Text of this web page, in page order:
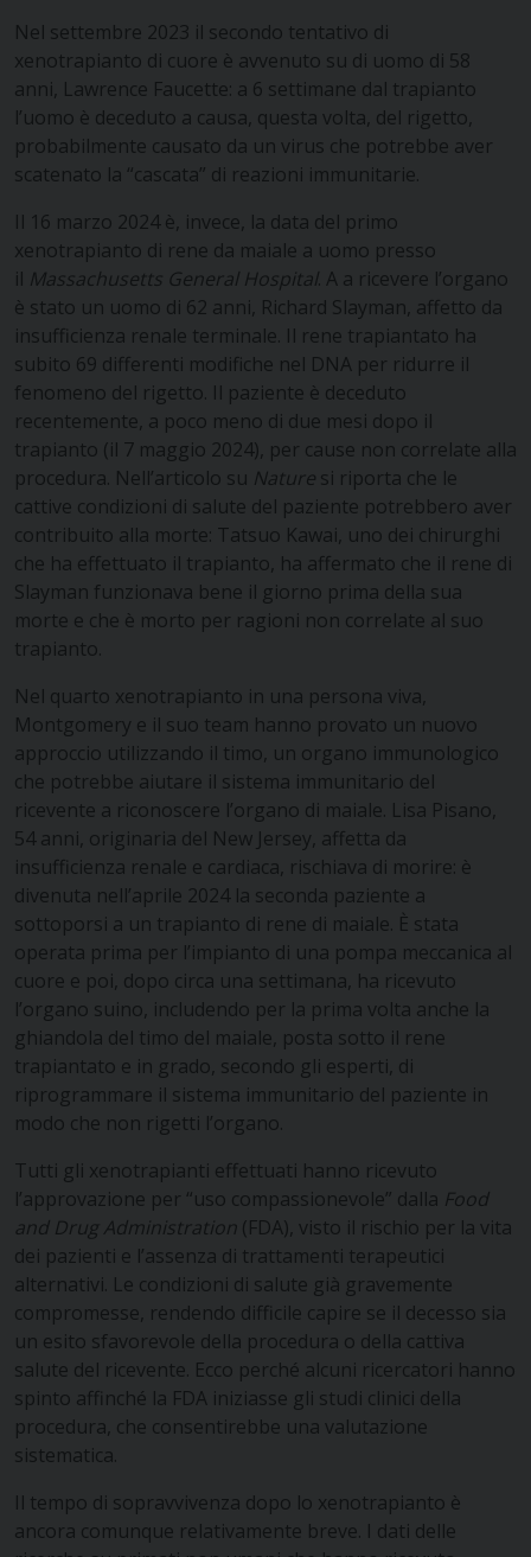
Nel settembre 2023 il secondo tentativo di
xenotrapianto di cuore è avvenuto su di uomo di 58
anni, Lawrence Faucette: a 6 settimane dal trapianto
l’uomo è deceduto a causa, questa volta, del rigetto,
probabilmente causato da un virus che potrebbe aver
scatenato la “cascata” di reazioni immunitarie.
Il 16 marzo 2024 è, invece, la data del primo
xenotrapianto di rene da maiale a uomo presso
il Massachusetts General Hospital. A a ricevere l’organo
è stato un uomo di 62 anni, Richard Slayman, affetto da
insufficienza renale terminale. Il rene trapiantato ha
subito 69 differenti modifiche nel DNA per ridurre il
fenomeno del rigetto. Il paziente è deceduto
recentemente, a poco meno di due mesi dopo il
trapianto (il 7 maggio 2024), per cause non correlate alla
procedura. Nell’articolo su Nature si riporta che le
cattive condizioni di salute del paziente potrebbero aver
contribuito alla morte: Tatsuo Kawai, uno dei chirurghi
che ha effettuato il trapianto, ha affermato che il rene di
Slayman funzionava bene il giorno prima della sua
morte e che è morto per ragioni non correlate al suo
trapianto.
Nel quarto xenotrapianto in una persona viva,
Montgomery e il suo team hanno provato un nuovo
approccio utilizzando il timo, un organo immunologico
che potrebbe aiutare il sistema immunitario del
ricevente a riconoscere l’organo di maiale. Lisa Pisano,
54 anni, originaria del New Jersey, affetta da
insufficienza renale e cardiaca, rischiava di morire: è
divenuta nell’aprile 2024 la seconda paziente a
sottoporsi a un trapianto di rene di maiale. È stata
operata prima per l’impianto di una pompa meccanica al
cuore e poi, dopo circa una settimana, ha ricevuto
l’organo suino, includendo per la prima volta anche la
ghiandola del timo del maiale, posta sotto il rene
trapiantato e in grado, secondo gli esperti, di
riprogrammare il sistema immunitario del paziente in
modo che non rigetti l’organo.
Tutti gli xenotrapianti effettuati hanno ricevuto
l’approvazione per “uso compassionevole” dalla Food
and Drug Administration (FDA), visto il rischio per la vita
dei pazienti e l’assenza di trattamenti terapeutici
alternativi. Le condizioni di salute già gravemente
compromesse, rendendo difficile capire se il decesso sia
un esito sfavorevole della procedura o della cattiva
salute del ricevente. Ecco perché alcuni ricercatori hanno
spinto affinché la FDA iniziasse gli studi clinici della
procedura, che consentirebbe una valutazione
sistematica.
Il tempo di sopravvivenza dopo lo xenotrapianto è
ancora comunque relativamente breve. I dati delle